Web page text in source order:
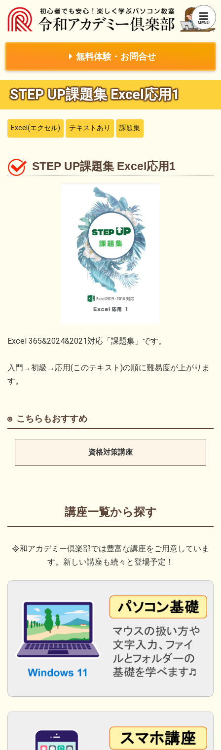
無料体験・お問合せ
STEP UP課題集 Excel応用1
Excel(エクセル) テキストあり 課題集
STEP UP課題集 Excel応用1
Excel 365&2024&2021対応「課題集」です。
入門→初級→応用(このテキスト)の順に難易度が上がりま
す。
こちらもおすすめ
資格対策講座
講座一覧から探す
令和アカデミー倶楽部では豊富な講座をご用意していま
す。新しい講座も続々と登場予定！